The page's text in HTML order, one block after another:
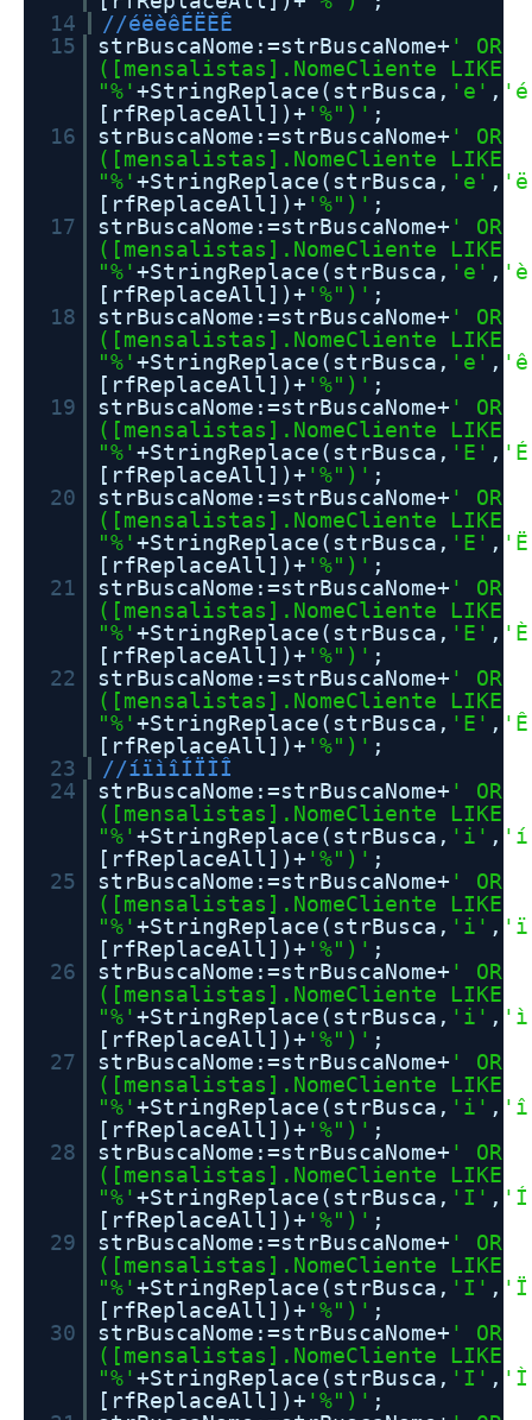
14
//éëèêÉËÈÊ
15
strBuscaNome:=strBuscaNome+ ' OR
([mensalistas].NomeCliente LIKE
"%'+StringReplace(strBusca, 'e' ,
[rfReplaceAll])+ '%")' ;
16
strBuscaNome:=strBuscaNome+ ' OR
([mensalistas].NomeCliente LIKE
"%'+StringReplace(strBusca, 'e' ,
[rfReplaceAll])+ '%")' ;
17
strBuscaNome:=strBuscaNome+ ' OR
([mensalistas].NomeCliente LIKE
"%'+StringReplace(strBusca, 'e' ,
[rfReplaceAll])+ '%")' ;
18
strBuscaNome:=strBuscaNome+ ' OR
([mensalistas].NomeCliente LIKE
"%'+StringReplace(strBusca, 'e' ,
[rfReplaceAll])+ '%")' ;
19
strBuscaNome:=strBuscaNome+ ' OR
([mensalistas].NomeCliente LIKE
"%'+StringReplace(strBusca, 'E' ,
[rfReplaceAll])+ '%")' ;
20
strBuscaNome:=strBuscaNome+ ' OR
([mensalistas].NomeCliente LIKE
"%'+StringReplace(strBusca, 'E' ,
[rfReplaceAll])+ '%")' ;
21
strBuscaNome:=strBuscaNome+ ' OR
([mensalistas].NomeCliente LIKE
"%'+StringReplace(strBusca, 'E' ,
[rfReplaceAll])+ '%")' ;
22
strBuscaNome:=strBuscaNome+ ' OR
([mensalistas].NomeCliente LIKE
"%'+StringReplace(strBusca, 'E' ,
[rfReplaceAll])+ '%")' ;
23
//íïìîÍÏÌÎ
24
strBuscaNome:=strBuscaNome+ ' OR
([mensalistas].NomeCliente LIKE
"%'+StringReplace(strBusca, 'i' ,
[rfReplaceAll])+ '%")' ;
25
strBuscaNome:=strBuscaNome+ ' OR
([mensalistas].NomeCliente LIKE
"%'+StringReplace(strBusca, 'i' ,
[rfReplaceAll])+ '%")' ;
26
strBuscaNome:=strBuscaNome+ ' OR
([mensalistas].NomeCliente LIKE
"%'+StringReplace(strBusca, 'i' ,
[rfReplaceAll])+ '%")' ;
27
strBuscaNome:=strBuscaNome+ ' OR
([mensalistas].NomeCliente LIKE
"%'+StringReplace(strBusca, 'i' ,
[rfReplaceAll])+ '%")' ;
28
strBuscaNome:=strBuscaNome+ ' OR
([mensalistas].NomeCliente LIKE
"%'+StringReplace(strBusca, 'I' ,
[rfReplaceAll])+ '%")' ;
29
strBuscaNome:=strBuscaNome+ ' OR
([mensalistas].NomeCliente LIKE
"%'+StringReplace(strBusca, 'I' ,
[rfReplaceAll])+ '%")' ;
30
strBuscaNome:=strBuscaNome+ ' OR
([mensalistas].NomeCliente LIKE
"%'+StringReplace(strBusca, 'I' ,
[rfReplaceAll])+ '%")' ;